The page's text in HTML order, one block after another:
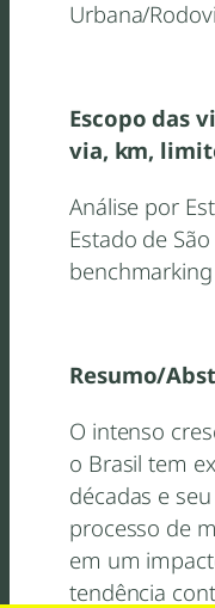
Urbana/
Escopo das
via, km,
Análise por
Estado de
benchmarking
Resumo/
O intenso
o Brasil tem
décadas e
processo de
em um
tendência